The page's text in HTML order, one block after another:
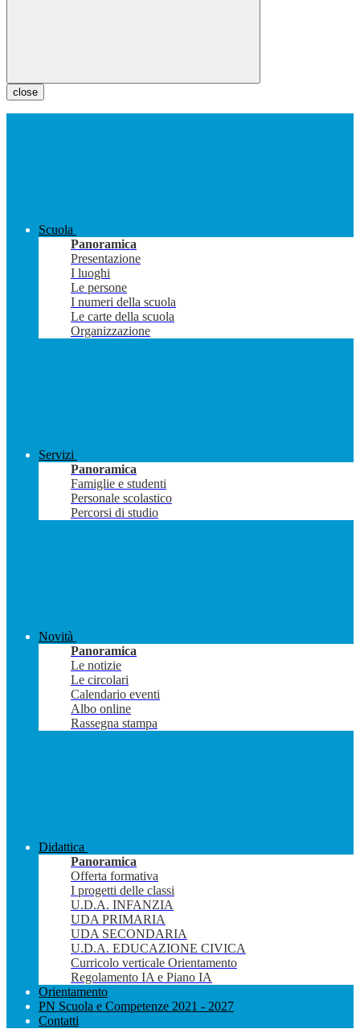
close
Scuola
Panoramica
Presentazione
I luoghi
Le persone
I numeri della scuola
Le carte della scuola
Organizzazione
Servizi
Panoramica
Famiglie e studenti
Personale scolastico
Percorsi di studio
Novità
Panoramica
Le notizie
Le circolari
Calendario eventi
Albo online
Rassegna stampa
Didattica
Panoramica
Offerta formativa
I progetti delle classi
U.D.A. INFANZIA
UDA PRIMARIA
UDA SECONDARIA
U.D.A. EDUCAZIONE CIVICA
Curricolo verticale Orientamento
Regolamento IA e Piano IA
Orientamento
PN Scuola e Competenze 2021 - 2027
Contatti